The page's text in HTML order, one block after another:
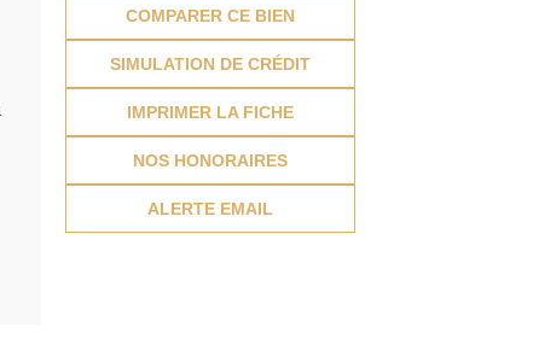
COMPARER CE BIEN
SIMULATION DE CRÉDIT
IMPRIMER LA FICHE
NOS HONORAIRES
ALERTE EMAIL